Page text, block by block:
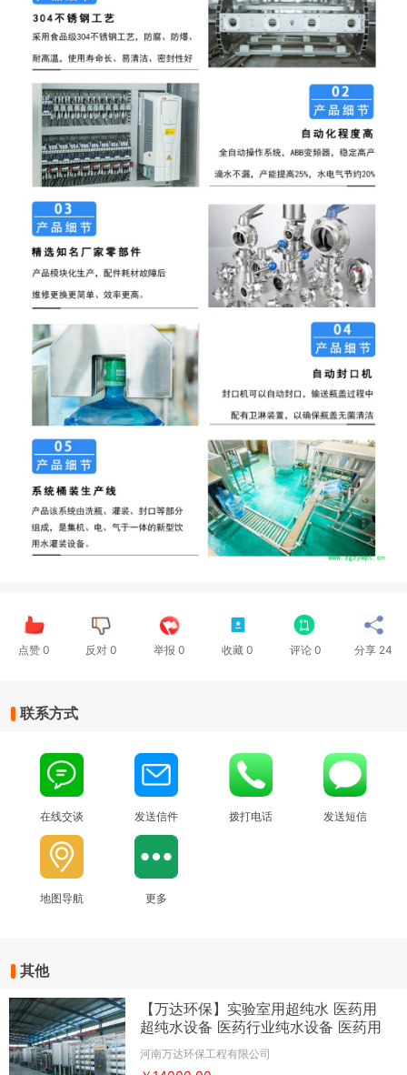
点赞 0 反对0 举报 0 收藏 0 评论 0 分享 24
联系方式
在线交谈 发送信件 拨打电话 发送短信
地图导航 更多
其他
【万达环保】实验室用超纯水 医药用
超纯水设备 医药行业纯水设备 医药用
纯水设备 医药用纯水机
河南万达环保工程有限公司